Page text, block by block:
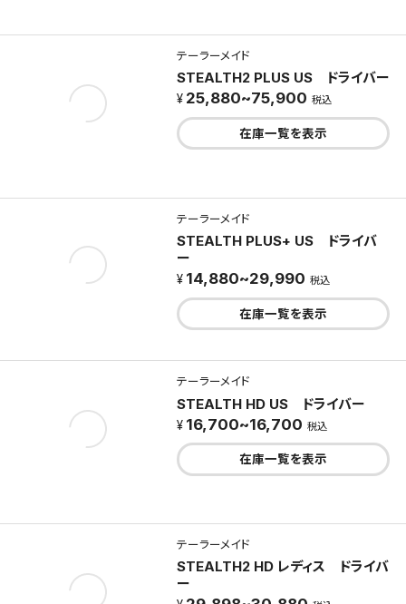
テーラーメイド
STEALTH2 PLUS US ドライバー
25,880~75,900 税込
在庫一覧を表示
テーラーメイド
STEALTH PLUS+ US ドライバ
ー
14,880~29,990 税込
在庫一覧を表示
テーラーメイド
STEALTH HD US ドライバー
16,700~16,700 税込
在庫一覧を表示
テーラーメイド
STEALTH2 HD レディス ドライバ
ー